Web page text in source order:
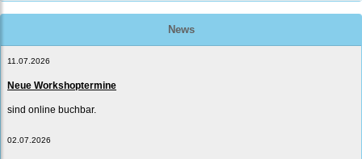
News
11.07.2026
Neue Workshoptermine
sind online buchbar.
02.07.2026